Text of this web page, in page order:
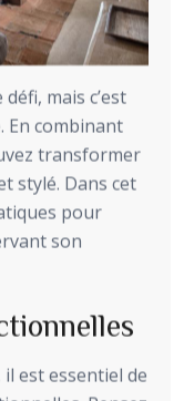
mais c’est
En combinant
transformer
stylé. Dans cet
pour
son
il est essentiel de